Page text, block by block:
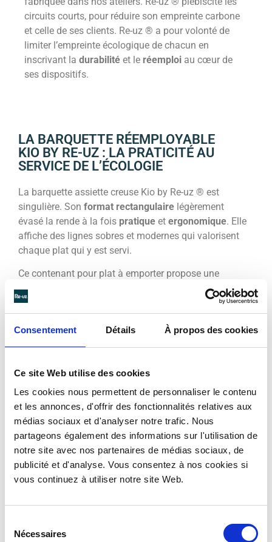
Consentement Détails À propos des cookies
Ce site Web utilise des cookies
Les cookies nous permettent de personnaliser le contenu
et les annonces, d'offrir des fonctionnalités relatives aux
médias sociaux et d'analyser notre trafic. Nous
partageons également des informations sur l'utilisation de
notre site avec nos partenaires de médias sociaux, de
publicité et d'analyse. Vous consentez à nos cookies si
vous continuez à utiliser notre site Web.
Nécessaires
circuits courts, pour réduire son empreinte carbone
et celle de ses clients. Re-uz ® a pour volonté de
limiter l’empreinte écologique de chacun en
inscrivant la durabilité et le réemploi au cœur de
ses dispositifs.
LA BARQUETTE RÉEMPLOYABLE
KIO BY RE-UZ : LA PRATICITÉ AU
SERVICE DE L’ÉCOLOGIE
La barquette assiette creuse Kio by Re-uz ® est
singulière. Son format rectangulaire légèrement
évasé la rende à la fois pratique et ergonomique. Elle
affiche des lignes sobres et modernes qui valorisent
chaque plat qui y est servi.
Ce contenant pour plat à emporter propose une
ouverture de 23,72 cm x 11,52 cm pour une
profondeur de 6,00 cm. Il est léger : 180 grammes
uniquement. Il ne présente aucune forme anguleuse :
tout en rondeur, il affiche une
harmonie des lignes
assumée. Cette barquette est à la fois pratique et
(similaire au fond de la petite assiette rectangulaire
Kio by Re-uz ®). Cette surface plane qui lui confère
une grande stabilité. Ce contenant est surélevé de 4
petits pieds de 2 mm. 6 centimètres les séparent en
largeur, 18 centimètres les séparent en longueur.
Le couvercle associé à cette barquette Kio by Re-uz ®
fermés, les contenants peuvent être superposés : les
pieds du contenant supérieur s’encastrent dans les